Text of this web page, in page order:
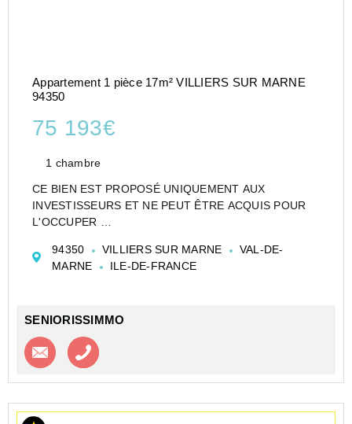
Appartement 1 pièce 17m² VILLIERS SUR MARNE
94350
75 193€
1 chambre
CE BIEN EST PROPOSÉ UNIQUEMENT AUX
INVESTISSEURS ET NE PEUT ÊTRE ACQUIS POUR
L'OCCUPER
ETUDIANTE DE TYPE T1 DE 17 M² À VILLIERS-SUR-
MARNE - LOGIFAC - VILLIERS SUR MARNE - LES
94350 VILLIERS SUR MARNE
VAL-DE-
MARNE
ILE-DE-FRANCE
SENIORISSIMMO
Contacter l'agence